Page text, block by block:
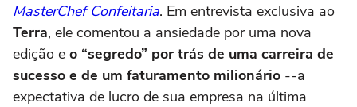
MasterChef Confeitaria. Em entrevista exclusiva ao
Terra, ele comentou a ansiedade por uma nova
edição e o “segredo” por trás de uma carreira de
sucesso e de um faturamento milionário --a
expectativa de lucro de sua empresa na última